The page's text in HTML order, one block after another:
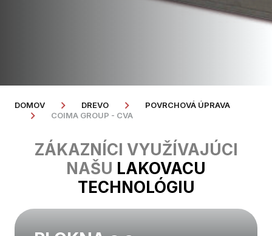
DOMOV DREVO
POVRCHOVÁ ÚPRAVA
COIMA GROUP - CVA
ZÁKAZNÍCI VYUŽÍVAJÚCI
NAŠU LAKOVACU
TECHNOLÓGIU